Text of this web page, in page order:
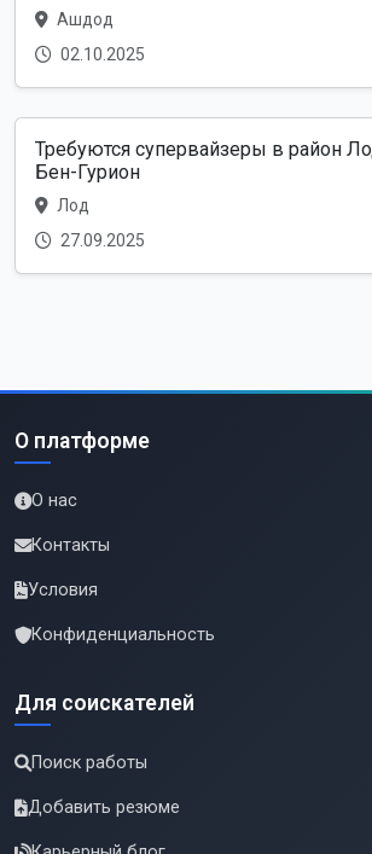
Ашдод
02.10.2025
Требуются супервайзеры в район
Бен-Гурион
Лод
27.09.2025
О платформе
О нас
Контакты
Условия
Конфиденциальность
Для соискателей
Поиск работы
Добавить резюме